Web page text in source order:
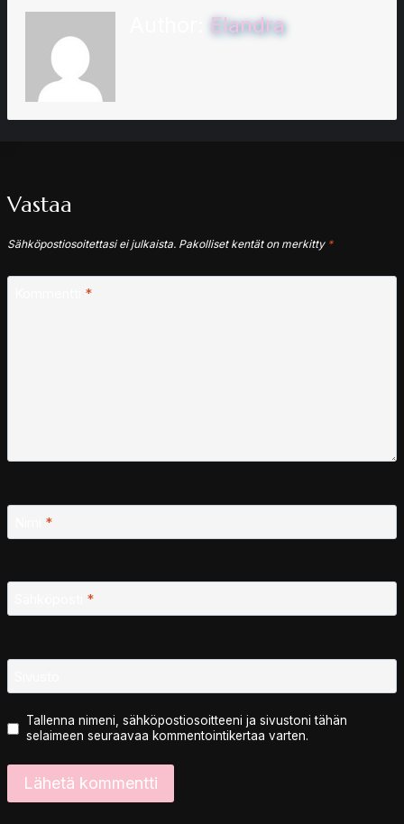
Elandra
Vastaa
Sähköpostiosoitettasi ei julkaista. Pakolliset kentät on merkitty *
*
*
*
Tallenna nimeni, sähköpostiosoitteeni ja sivustoni tähän
selaimeen seuraavaa kommentointikertaa varten.